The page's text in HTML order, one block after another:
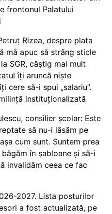
frontonul Palatului
Rizea, despre plata
mă apuc să strâng sticle
SGR, câștig mai mult
îți aruncă niște
cere să-i spui „salariu”.
instituționalizată
consilier școlar: Este
să nu-i lăsăm pe
cum sunt. Suntem prea
în șabloane și să-i
invalidăm ceea ce fac
2027. Lista posturilor
a fost actualizată, pe